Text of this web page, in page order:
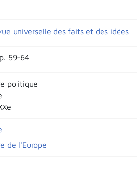
universelle des faits et des idées
59-64
politique
de l'Europe